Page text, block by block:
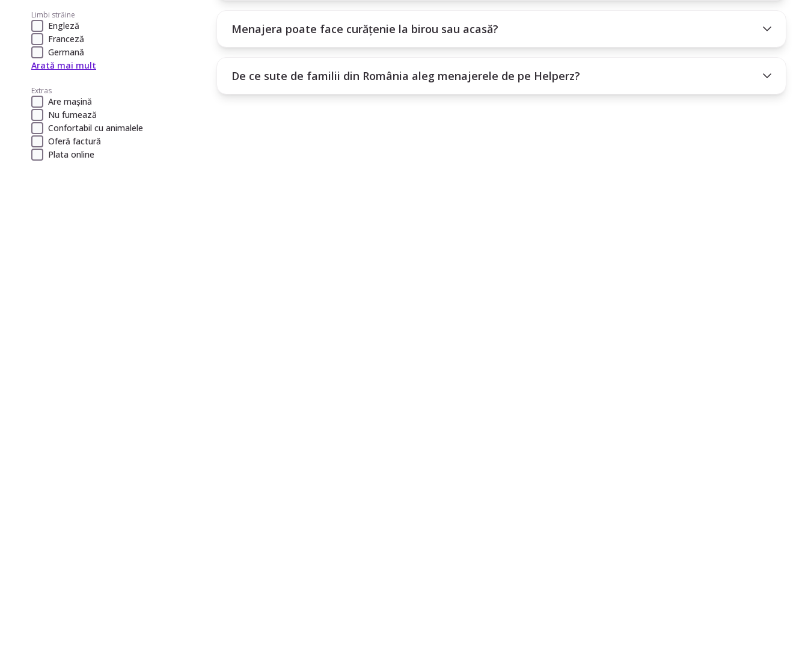
Limbi străine
Engleză
Franceză
Germană
Arată mai mult
Extras
Are mașină
Nu fumează
Confortabil cu animalele
Oferă factură
Plata online
Menajera poate face curățenie la birou sau acasă?
De ce sute de familii din România aleg menajerele de pe Helperz?